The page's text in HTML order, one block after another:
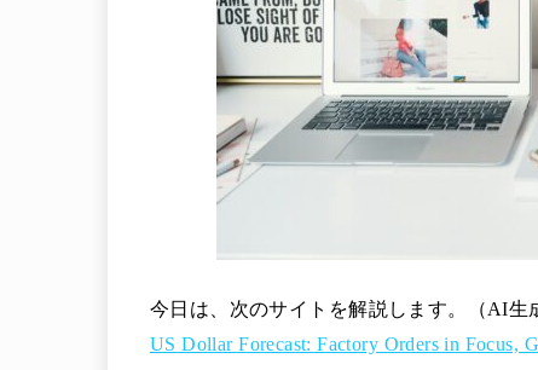
今日は、次のサイトを解説します。（AI生
US Dollar Forecast: Factory Orders in Focus,